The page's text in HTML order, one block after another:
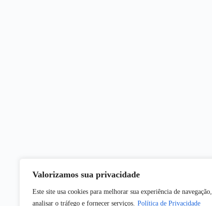
Valorizamos sua privacidade
Este site usa cookies para melhorar sua experiência de navegação,
analisar o tráfego e fornecer serviços. Política de Privacidade